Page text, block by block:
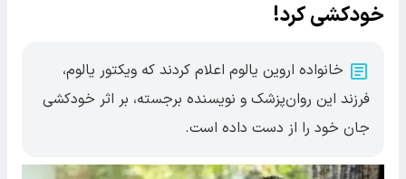
خودکشی کرد!
خانواده اروین یالوم اعلام کردند که ویکتور یالوم،
فرزند این روان‌پزشک و نویسنده برجسته، بر اثر خودکشی
جان خود را از دست داده است.